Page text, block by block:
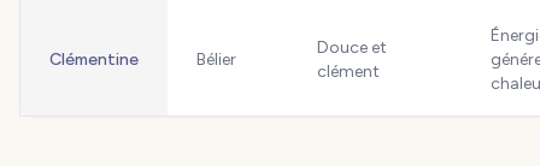
Clémentine Bélier
Douce et
clément